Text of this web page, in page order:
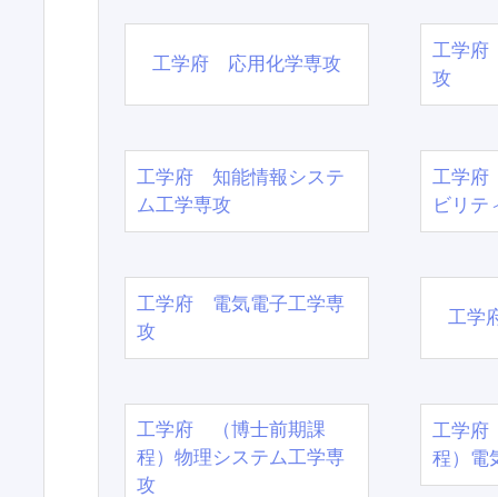
工学府 応用化学専攻
工学府
攻
工学府 知能情報システ
ム工学専攻
工学府
ビリテ
工学府 電気電子工学専
攻
工学
工学府 （博士前期課
程）物理システム工学専
攻
工学
程）電